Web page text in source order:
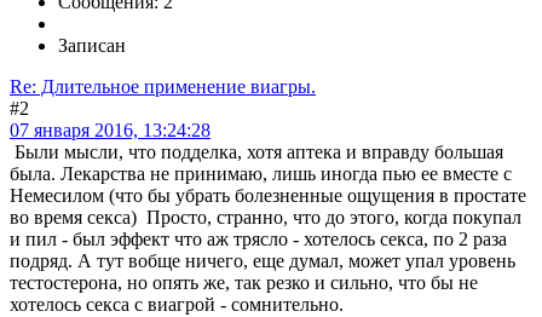
Записан
Re: Длительное применение виагры.
#2
07 января 2016, 13:24:28
Были мысли, что подделка, хотя аптека и вправду большая
была. Лекарства не принимаю, лишь иногда пью ее вместе с
Немесилом (что бы убрать болезненные ощущения в простате
во время секса) Просто, странно, что до этого, когда покупал
и пил - был эффект что аж трясло - хотелось секса, по 2 раза
подряд. А тут вобще ничего, еще думал, может упал уровень
тестостерона, но опять же, так резко и сильно, что бы не
хотелось секса с виагрой - сомнительно.